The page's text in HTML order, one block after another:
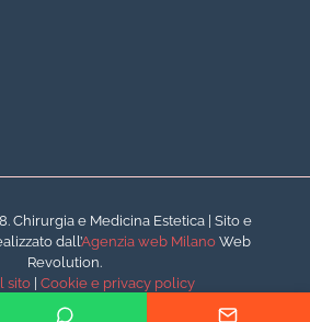
Chirurgia e Medicina Estetica | Sito e
dall’Agenzia web MilanoWeb
Revolution.
sito Cookie e privacy policy